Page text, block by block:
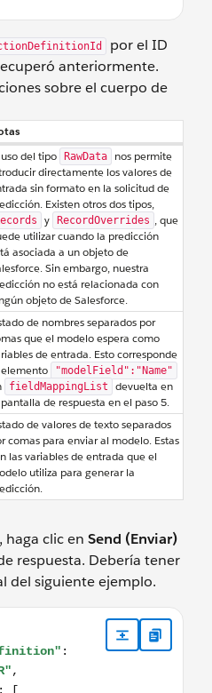
por el ID
anteriormente.
sobre el cuerpo de
uso del tipo RawData
nos permite
directamente los valores de
sin formato en la solicitud de
Existen otros dos tipos,
y RecordOverrides , que
utilizar cuando la predicción
asociada a un objeto de
Sin embargo, nuestra
no está relacionada con
objeto de Salesforce.
de nombres separados por
que el modelo espera como
de entrada. Esto corresponde
"modelField":"Name"
fieldMappingList
devuelta en
de respuesta en el paso 5.
de valores de texto separados
comas para enviar al modelo. Estas
las variables de entrada que el
utiliza para generar la
haga clic en Send (Enviar)
respuesta. Debería tener
del siguiente ejemplo.